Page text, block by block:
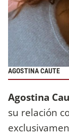
AGOSTINA CAUTE
Agostina
su relación